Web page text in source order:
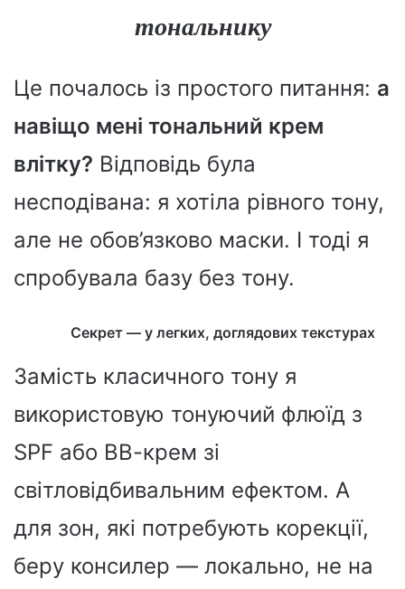
тональнику
Це почалось із простого питання: а
навіщо мені тональний крем
влітку? Відповідь була
несподівана: я хотіла рівного тону,
але не обов’язково маски. І тоді я
спробувала базу без тону.
Секрет — у легких, доглядових текстурах
Замість класичного тону я
використовую тонуючий флюїд з
SPF або ВВ-крем зі
світловідбивальним ефектом. А
для зон, які потребують корекції,
беру консилер — локально, не на